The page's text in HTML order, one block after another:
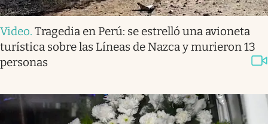
Video. Tragedia en Perú: se estrelló una avioneta
turística sobre las Líneas de Nazca y murieron 13
personas